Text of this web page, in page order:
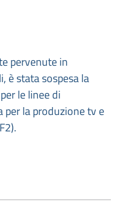
pervenute in
è stata sospesa la
le linee di
per la produzione tv e